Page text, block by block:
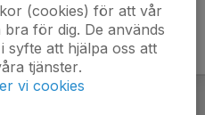
(cookies) för att vår
för dig. De används
syfte att hjälpa oss att
tjänster.
vi cookies